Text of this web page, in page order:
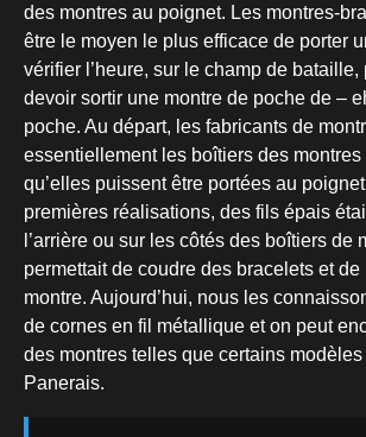
des montres au poignet. Les montres-
être le moyen le plus efficace de porter
vérifier l’heure, sur le champ de bataille,
devoir sortir une montre de poche de –
poche. Au départ, les fabricants de
essentiellement les boîtiers des
qu’elles puissent être portées au
premières réalisations, des fils épais
l’arrière ou sur les côtés des boîtiers de
permettait de coudre des bracelets et de
montre. Aujourd’hui, nous les
de cornes en fil métallique et on peut
des montres telles que certains
Panerais.